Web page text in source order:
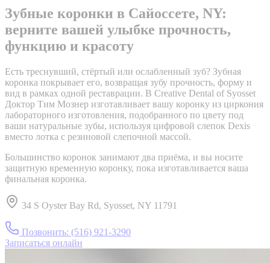
Зубные коронки в Сайоссете, NY:
верните вашей улыбке прочность,
функцию и красоту
Есть треснувший, стёртый или ослабленный зуб? Зубная
коронка покрывает его, возвращая зубу прочность, форму и
вид в рамках одной реставрации. В Creative Dental of Syosset
Доктор Тим Мознер изготавливает вашу коронку из циркония
лабораторного изготовления, подобранного по цвету под
ваши натуральные зубы, используя цифровой слепок Dexis
вместо лотка с резиновой слепочной массой.
Большинство коронок занимают два приёма, и вы носите
защитную временную коронку, пока изготавливается ваша
финальная коронка.
34 S Oyster Bay Rd, Syosset, NY 11791
Позвонить: (516) 921-3290
Записаться онлайн